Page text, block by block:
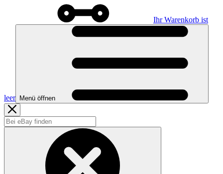
Ihr Warenkorb ist
leer Menü öffnen